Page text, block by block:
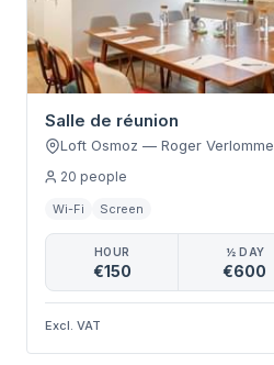
Salle de réunion
Loft Osmoz — Roger Verlomme
20 people
Wi-Fi Screen
HOUR
€150
½ DAY
€600
Excl. VAT